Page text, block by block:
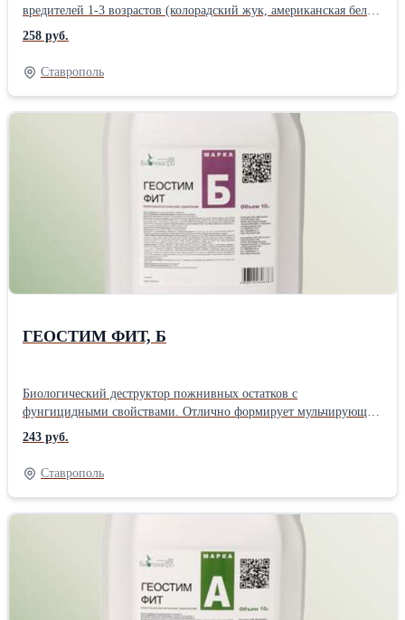
вредителей 1-3 возрастов (колорадский жук, американская белая
бабочка, совки, непарный шелкопряд и др.). Препарат
энтомоцидного и акарицидного действия. В основе Bacillus
thuringiensis. Дозировка: 3-5 л/га Хранение: 6 месяцев при
температуре от +2°C до +4°C; 1 месяц при температуре от +15°C
до +25°CПроизводитель: Биотехагро
258 руб.
Ставрополь
ГЕОСТИМ ФИТ, Б
Биологический деструктор пожнивных остатков с
фунгицидными свойствами. Отлично формирует мульчирующий
слой. В основе Trichoderma viride, Azospirillium braziliense,
Bacillus megaterium, Bacillus subtilis. Дозировка: 3-5 л/га
Хранение: 6 месяцев при температуре от +2°C до +4°C; 1 месяц
при температуре от +15°C до +25°CПроизводитель: Биотехагро
243 руб.
Ставрополь